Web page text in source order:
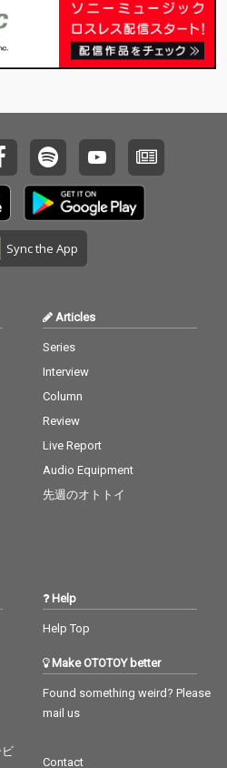
Sync the App
Articles
Series
Interview
Column
Review
Live Report
Audio Equipment
先週のオトトイ
Help
Help Top
Make OTOTOY better
Found something weird? Please
mail us
Contact